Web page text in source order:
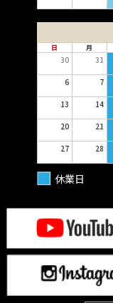
日 月
30 31
6 7
13 14
20 21
27 28
休業日